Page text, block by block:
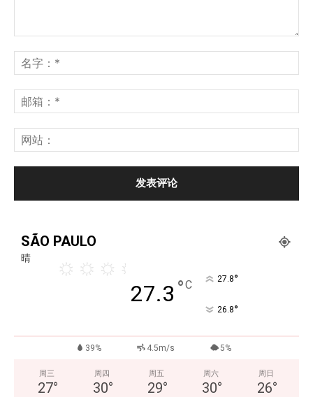
SÃO PAULO
晴
27.3 °C 27.8°
26.8°
39% 4.5m/s 5%
周三
27°
周四
30°
周五
29°
周六
30°
周日
26°